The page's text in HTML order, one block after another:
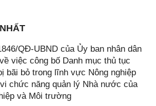
QĐ-UBND của Ủy ban nhân dân
việc công bố Danh mục thủ tục
bãi bỏ trong lĩnh vực Nông nghiệp
chức năng quản lý Nhà nước của
và Môi trường